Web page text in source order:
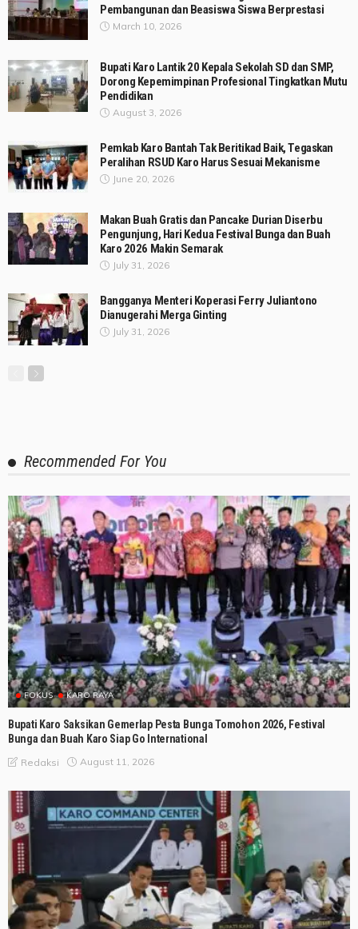
Pembangunan dan Beasiswa Siswa Berprestasi
March 10, 2026
Bupati Karo Lantik 20 Kepala Sekolah SD dan SMP,
Dorong Kepemimpinan Profesional Tingkatkan Mutu
Pendidikan
August 3, 2026
Pemkab Karo Bantah Tak Beritikad Baik, Tegaskan
Peralihan RSUD Karo Harus Sesuai Mekanisme
June 20, 2026
Makan Buah Gratis dan Pancake Durian Diserbu
Pengunjung, Hari Kedua Festival Bunga dan Buah
Karo 2026 Makin Semarak
July 31, 2026
Bangganya Menteri Koperasi Ferry Juliantono
Dianugerahi Merga Ginting
July 31, 2026
Recommended For You
FOKUS KARO RAYA
Bupati Karo Saksikan Gemerlap Pesta Bunga Tomohon 2026, Festival
Bunga dan Buah Karo Siap Go International
Redaksi August 11, 2026